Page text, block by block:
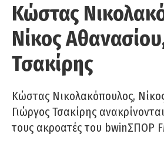
Κώστας
Νίκος
Τσακίρης
Κώστας Νικολακόπουλος,
Γιώργος Τσακίρης
τους ακροατές του bwinΣΠΟΡ